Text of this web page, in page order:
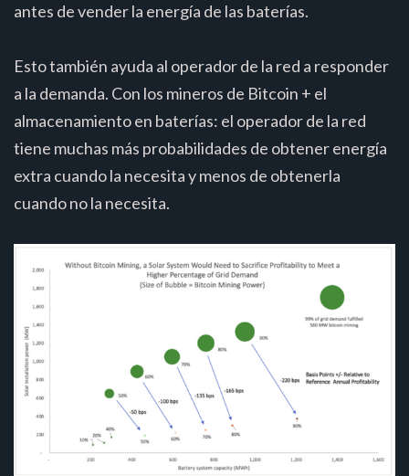
antes de vender la energía de las baterías.
Esto también ayuda al operador de la red a responder
a la demanda. Con los mineros de Bitcoin + el
almacenamiento en baterías: el operador de la red
tiene muchas más probabilidades de obtener energía
extra cuando la necesita y menos de obtenerla
cuando no la necesita.